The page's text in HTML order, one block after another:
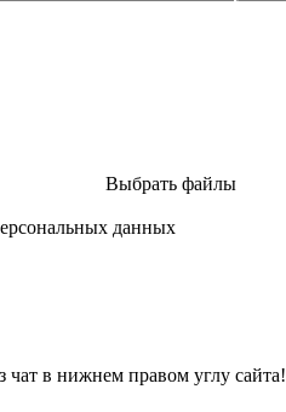
Выбрать файлы
данных
чат в нижнем правом углу сайта!